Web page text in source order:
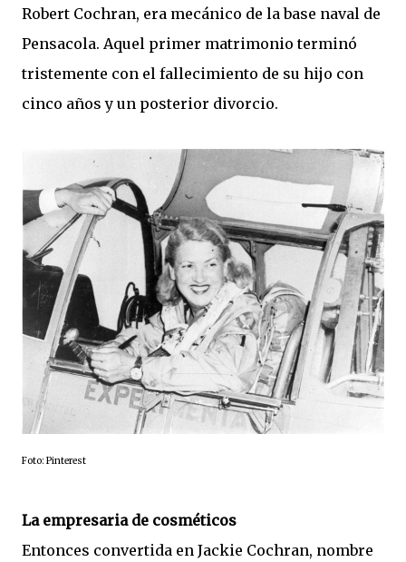
Robert Cochran, era mecánico de la base naval de
Pensacola. Aquel primer matrimonio terminó
tristemente con el fallecimiento de su hijo con
cinco años y un posterior divorcio.
Foto: Pinterest
La empresaria de cosméticos
Entonces convertida en Jackie Cochran, nombre